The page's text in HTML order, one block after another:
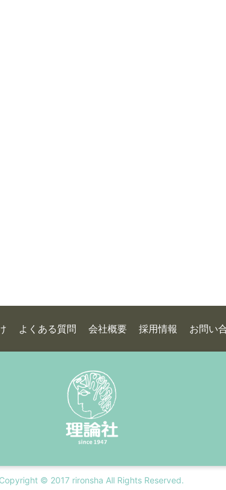
よくある質問 会社概要 採用情報 お問い
Copyright © 2017 rironsha All Rights Reserved.